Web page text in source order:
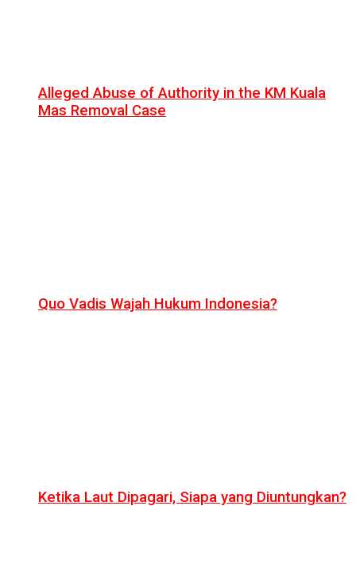
Alleged Abuse of Authority in the KM Kuala
Mas Removal Case
Quo Vadis Wajah Hukum Indonesia?
Ketika Laut Dipagari, Siapa yang Diuntungkan?